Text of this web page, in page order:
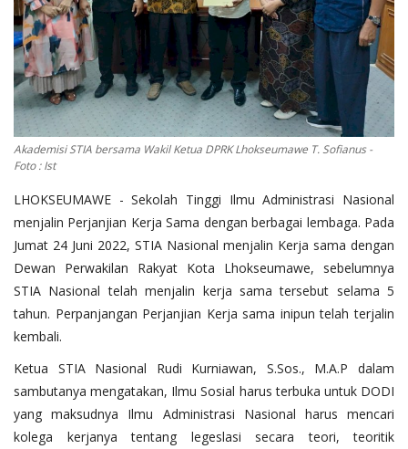
OPINI
Kontak
GALERI
Ketentuan dan Layanan
Pedoman Media Siber
Privacy Policy
Alamat Kami
Tentang Kami
Login
Akademisi STIA bersama Wakil Ketua DPRK Lhokseumawe T. Sofianus -
Foto : Ist
LHOKSEUMAWE - Sekolah Tinggi Ilmu Administrasi Nasional
menjalin Perjanjian Kerja Sama dengan berbagai lembaga. Pada
Jumat 24 Juni 2022, STIA Nasional menjalin Kerja sama dengan
Dewan Perwakilan Rakyat Kota Lhokseumawe, sebelumnya
STIA Nasional telah menjalin kerja sama tersebut selama 5
tahun. Perpanjangan Perjanjian Kerja sama inipun telah terjalin
kembali.
Ketua STIA Nasional Rudi Kurniawan, S.Sos., M.A.P dalam
sambutanya mengatakan, Ilmu Sosial harus terbuka untuk DODI
yang maksudnya Ilmu Administrasi Nasional harus mencari
kolega kerjanya tentang legeslasi secara teori, teoritik